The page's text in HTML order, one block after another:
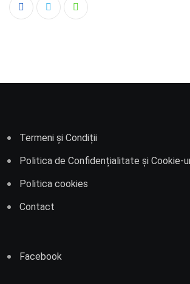
Whatsapp
Termeni și Condiții
Politica de Confidențialitate și Cookie-
Politica cookies
Contact
Facebook